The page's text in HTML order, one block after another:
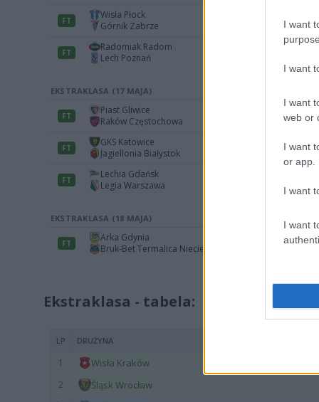
I want
I want
I want
web or
I want
or app.
I want
I want
Ekstraklasa - tabela: